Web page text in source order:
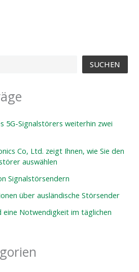
SUCHEN
5G-Signalstörers weiterhin zwei
Co, Ltd. zeigt Ihnen, wie Sie den
auswählen
Signalstörsendern
über ausländische Störsender
eine Notwendigkeit im täglichen